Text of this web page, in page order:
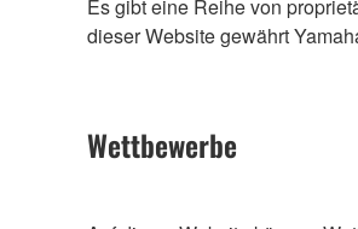
Es gibt eine Reihe von
dieser Website gewährt
Wettbewerbe